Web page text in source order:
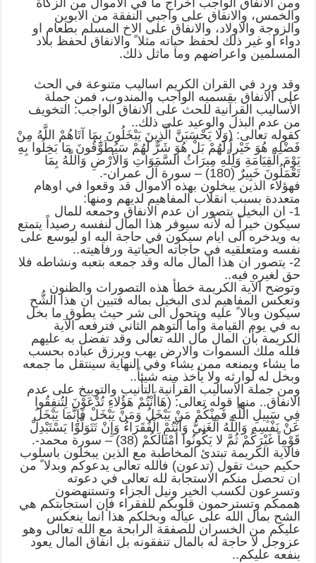
ومن الانفاق الواجب اخراج ما في الاموال من الزكاة
والخمس، والانفاق على واجبي النفقة من الابوين
والزوجة والاولاد، والانفاق على الاخ المسلم بطعام او
دواء او غير ذلك لحفظ حياته مثلا ً والانفاق لحفظ بلاد
المسلمين واعراضهم وما ماثل ذلك.
وقد ورد في القران الكريم اساليب متنوعة في الحث
على الانفاق بقسميه الواجب والمندوب، فمن جملة
الأساليب القرآنية للحث على الانفاق الواجب: التخويف
من عدم البذل والوعيد على ذلك..
كقوله تعالى: (وَلا يَحْسَبَنَّ الَّذِينَ يَبْخَلُونَ بِمَا آتَاهُمْ اللَّهُ مِنْ
فَضْلِهِ هُوَ خَيْراً لَهُمْ بَلْ هُوَ شَرٌّ لَهُمْ سَيُطَوَّقُونَ مَا بَخِلُوا بِهِ
يَوْمَ الْقِيَامَةِ وَلِلَّهِ مِيرَاثُ السَّمَوَاتِ وَالأَرْضِ وَاللَّهُ بِمَا
تَعْمَلُونَ خَبِيرٌ (180) – سورة آل عمران-.
فهؤلاء الذين يبخلون بهذه الاموال قد وقعوا في اوهام
متعددة بسبب انقلاب المفاهيم لديهم ومنها:
1- ان البخيل يتصور ان عدم الانفاق وجمعه للمال
سيكون خيراً له لأنه سيوفر هذا المال لنفسه رصيداً يتمتع
به ويدخره الى ايام سيكون في حاجة اليه او ليوسع على
نفسه ومتعلقيه في حاجاته الحياتية ورفاهيته..
2- يتصور ان هذا المال ماله وقد جمعه بتعبه ونشاطه فلا
حق لغيره فيه..
وتوضح الآية الكريمة خطأ هذه التصورات والظنون
وتعكس المفاهيم لدى البخيل بماله فتبين ان هذا الشُّح
سيكون وبالا ً عليه ويتحول الى شر حيث يطوق ما بخل
به في يوم القيامة وأما التوهم الثاني فترفعه الآية
الكريمة بأن المال مال الله تعالى وقد تفضل به عليهم
فلله ملك السموات والارض يهب ويرزق عباده بحسب
ما يشاء ويمنعه ممن يشاء وفي النهاية سينتقل ما جمعه
وبخل له لوارثه ولا يأخذ منه شيئاً..
ومن جملة الاساليب القرآنية التأنيب والتوبيخ على عدم
الانفاق.. منها قوله تعالى: (هَاأَنْتُمْ هَؤُلاءِ تُدْعَوْنَ لِتُنفِقُوا
فِي سَبِيلِ اللَّهِ فَمِنْكُمْ مَنْ يَبْخَلُ وَمَنْ يَبْخَلْ فَإِنَّمَا يَبْخَلُ
عَنْ نَفْسِهِ وَاللَّهُ الْغَنِيُّ وَأَنْتُمْ الْفُقَرَاءُ وَإِنْ تَتَوَلَّوْا يَسْتَبْدِلْ
قَوْماً غَيْرَكُمْ ثُمَّ لا يَكُونُوا أَمْثَالَكُمْ (38) – سورة محمد-.
فالآية الكريمة تبتدئ المخاطبة مع الذين يبخلون باسلوب
حكيم حيث تقول (تدعون) فالله تعالى يدعوكم وبدلا ً من
ان تحصل منكم الاستجابة لله تعالى في دعوته
وتسرعون لكسب الخير ونيل الجزاء وتستنهضون
هممكم وتسترحمون قلوبكم للفقراء فإن استجابتكم هي
الشح بمال الله على عياله وبخلكم هذا انما ينعكس
عليكم من الخسران للصفقة الرابحة مع الله تعالى وهو
عزوجل لا حاجة له بالمال تنفقونه بل انفاق المال يعود
بنفعه عليكم..